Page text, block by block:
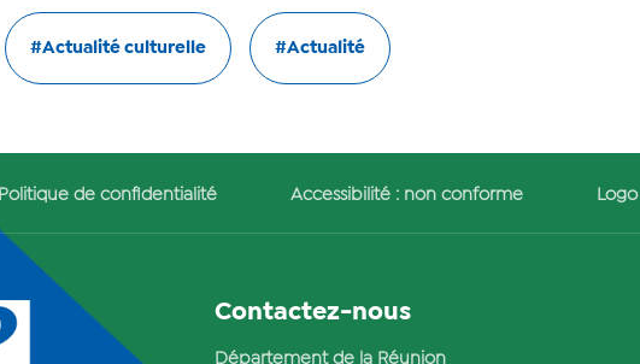
#Actualité culturelle #Actualité
Politique de confidentialité Accessibilité : non conforme Logo
Contactez-nous
Département de la Réunion